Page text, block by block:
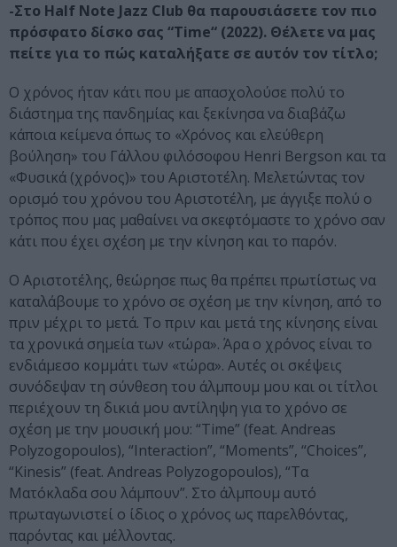
-Στο Half Note Jazz Club θα παρουσιάσετε τον πιο
πρόσφατο δίσκο σας “Time“ (2022). Θέλετε να μας
πείτε για το πώς καταλήξατε σε αυτόν τον τίτλο;
Ο χρόνος ήταν κάτι που με απασχολούσε πολύ το
διάστημα της πανδημίας και ξεκίνησα να διαβάζω
κάποια κείμενα όπως το «Χρόνος και ελεύθερη
βούληση» του Γάλλου φιλόσοφου Henri Bergson και τα
«Φυσικά (χρόνος)» του Αριστοτέλη. Μελετώντας τον
ορισμό του χρόνου του Αριστοτέλη, με άγγιξε πολύ ο
τρόπος που μας μαθαίνει να σκεφτόμαστε το χρόνο σαν
κάτι που έχει σχέση με την κίνηση και το παρόν.
Ο Αριστοτέλης, θεώρησε πως θα πρέπει πρωτίστως να
καταλάβουμε το χρόνο σε σχέση με την κίνηση, από το
πριν μέχρι το μετά. Το πριν και μετά της κίνησης είναι
τα χρονικά σημεία των «τώρα». Άρα ο χρόνος είναι το
ενδιάμεσο κομμάτι των «τώρα». Αυτές οι σκέψεις
συνόδεψαν τη σύνθεση του άλμπουμ μου και οι τίτλοι
περιέχουν τη δικιά μου αντίληψη για το χρόνο σε
σχέση με την μουσική μου: “Time” (feat. Andreas
Polyzogopoulos), “Interaction”, “Moments”, “Choices”,
“Kinesis” (feat. Andreas Polyzogopoulos), “Τα
Ματόκλαδα σου λάμπουν”. Στο άλμπουμ αυτό
πρωταγωνιστεί ο ίδιος ο χρόνος ως παρελθόντας,
παρόντας και μέλλοντας.